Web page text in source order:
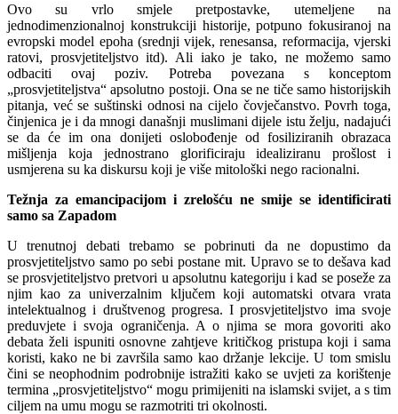
Ovo su vrlo smjele pretpostavke, utemeljene na
jednodimenzionalnoj konstrukciji historije, potpuno fokusiranoj na
evropski model epoha (srednji vijek, renesansa, reformacija, vjerski
ratovi, prosvjetiteljstvo itd). Ali iako je tako, ne možemo samo
odbaciti ovaj poziv. Potreba povezana s konceptom
„prosvjetiteljstva“ apsolutno postoji. Ona se ne tiče samo historijskih
pitanja, već se suštinski odnosi na cijelo čovječanstvo. Povrh toga,
činjenica je i da mnogi današnji muslimani dijele istu želju, nadajući
se da će im ona donijeti oslobođenje od fosiliziranih obrazaca
mišljenja koja jednostrano glorificiraju idealiziranu prošlost i
usmjerena su ka diskursu koji je više mitološki nego racionalni.
Težnja za emancipacijom i zrelošću ne smije se identificirati
samo sa Zapadom
U trenutnoj debati trebamo se pobrinuti da ne dopustimo da
prosvjetiteljstvo samo po sebi postane mit. Upravo se to dešava kad
se prosvjetiteljstvo pretvori u apsolutnu kategoriju i kad se poseže za
njim kao za univerzalnim ključem koji automatski otvara vrata
intelektualnog i društvenog progresa. I prosvjetiteljstvo ima svoje
preduvjete i svoja ograničenja. A o njima se mora govoriti ako
debata želi ispuniti osnovne zahtjeve kritičkog pristupa koji i sama
koristi, kako ne bi završila samo kao držanje lekcije. U tom smislu
čini se neophodnim podrobnije istražiti kako se uvjeti za korištenje
termina „prosvjetiteljstvo“ mogu primijeniti na islamski svijet, a s tim
ciljem na umu mogu se razmotriti tri okolnosti.